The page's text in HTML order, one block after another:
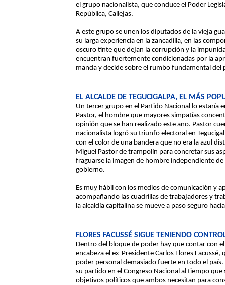
el grupo nacionalista, que conduce el Poder
República, Callejas.
A este grupo se unen los diputados de la vieja
su larga experiencia en la zancadilla, en las
oscuro tinte que dejan la corrupción y la
encuentran fuertemente condicionadas por la
manda y decide sobre el rumbo fundamental del
EL ALCALDE DE TEGUCIGALPA, EL MÁS
Un tercer grupo en el Partido Nacional lo estaría
Pastor, el hombre que mayores simpatías
opinión que se han realizado este año. Pastor
nacionalista logró su triunfo electoral en
con el color de una bandera que no era la azul
Miguel Pastor de trampolín para concretar sus
fraguarse la imagen de hombre independiente
gobierno.
Es muy hábil con los medios de comunicación y
acompañando las cuadrillas de trabajadores y
la alcaldía capitalina se mueve a paso seguro
FLORES FACUSSÉ SIGUE TENIENDO
Dentro del bloque de poder hay que contar con
encabeza el ex-Presidente Carlos Flores
poder personal demasiado fuerte en todo el país.
su partido en el Congreso Nacional al tiempo
objetivos políticos que ambos necesitan para